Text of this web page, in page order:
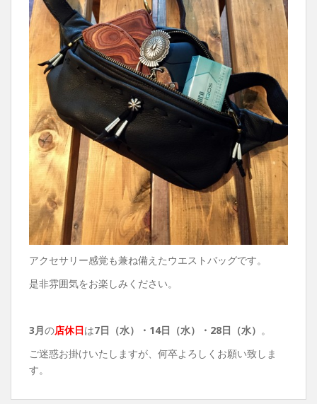
アクセサリー感覚も兼ね備えたウエストバッグです。
是非雰囲気をお楽しみください。
3月の店休日は7日（水）・ 14日（水）・28日（水） 。
ご迷惑お掛けいたしますが、何卒よろしくお願い致しま
す。